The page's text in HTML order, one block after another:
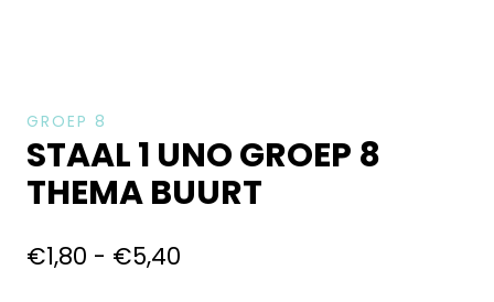
GROEP 8
STAAL 1 UNO GROEP 8
THEMA BUURT
€1,80 - €5,40